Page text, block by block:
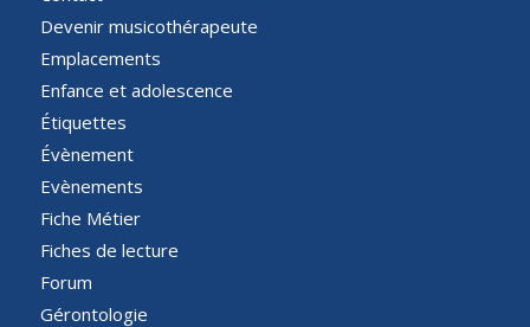
Devenir musicothérapeute
Emplacements
Enfance et adolescence
Étiquettes
Évènement
Evènements
Fiche Métier
Fiches de lecture
Forum
Gérontologie